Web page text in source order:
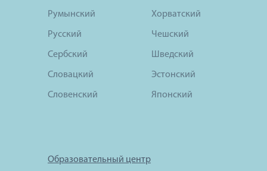
Румынский
Русский
Сербский
Словацкий
Словенский
Хорватский
Чешский
Шведский
Эстонский
Японский
Образовательный центр